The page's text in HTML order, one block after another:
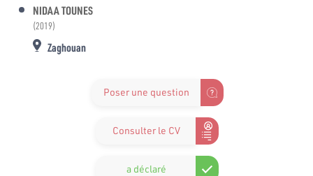
NIDAA TOUNES
(2019)
Zaghouan
Poser une question
Consulter le CV
a déclaré